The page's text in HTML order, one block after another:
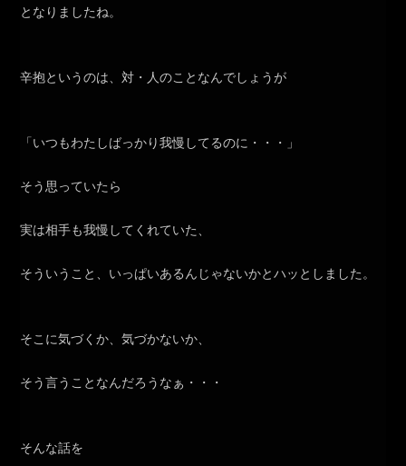
となりましたね。
辛抱というのは、対・人のことなんでしょうが
「いつもわたしばっかり我慢してるのに・・・」
そう思っていたら
実は相手も我慢してくれていた、
そういうこと、いっぱいあるんじゃないかとハッとしました。
そこに気づくか、気づかないか、
そう言うことなんだろうなぁ・・・
そんな話を